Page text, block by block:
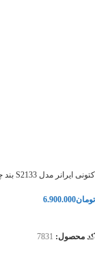
کتونی ایرانر مدل S2133 بند چرخشی طوسی
تومان6.900.000
کد محصول: 7831